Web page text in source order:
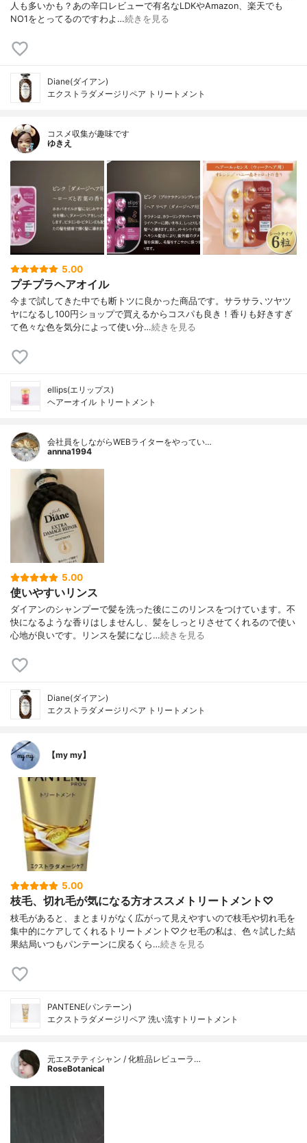
人も多いかも？あの辛口レビューで有名なLDKやAmazon、楽天でも
NO1をとってるのですわよ…続きを見る
Diane(ダイアン)
エクストラダメージリペア トリートメント
コスメ収集が趣味です
ゆきえ
5.00
プチプラヘアオイル
今まで試してきた中でも断トツに良かった商品です。サラサラ､ツヤツ
ヤになるし100円ショップで買えるからコスパも良き！香りも好きすぎ
て色々な色を気分によって使い分…続きを見る
ellips(エリップス)
ヘアーオイル トリートメント
会社員をしながらWEBライターをやってい…
annna1994
5.00
使いやすいリンス
ダイアンのシャンプーで髪を洗った後にこのリンスをつけています。不
快になるような香りはしませんし、髪をしっとりさせてくれるので使い
心地が良いです。リンスを髪になじ…続きを見る
Diane(ダイアン)
エクストラダメージリペア トリートメント
【my my】
5.00
枝毛、切れ毛が気になる方オススメトリートメント♡
枝毛があると、まとまりがなく広がって見えやすいので枝毛や切れ毛を
集中的にケアしてくれるトリートメント♡クセ毛の私は、色々試した結
果結局いつもパンテーンに戻るくら…続きを見る
PANTENE(パンテーン)
エクストラダメージリペア 洗い流すトリートメント
元エステティシャン / 化粧品レビューラ…
RoseBotanical